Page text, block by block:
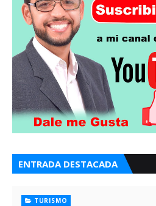
ENTRADA DESTACADA
TURISMO